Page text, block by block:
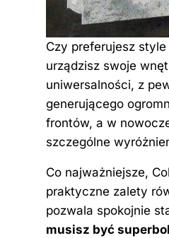
Czy preferujesz
urządzisz swoje
uniwersalności, z
generującego
frontów, a w
szczególne
Co najważniejsze,
praktyczne zalety
pozwala spokojnie
musisz być